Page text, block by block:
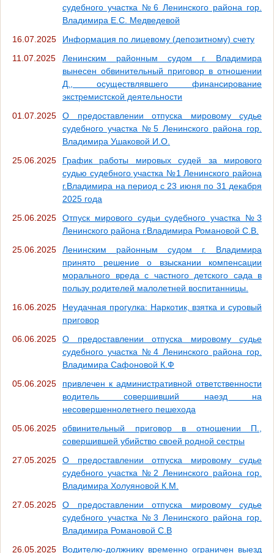
судебного участка №6 Ленинского района гор.
Владимира Е.С. Медведевой
16.07.2025
Информация по лицевому (депозитному) счету
11.07.2025
Ленинским районным судом г. Владимира
вынесен обвинительный приговор в отношении
Д., осуществлявшего финансирование
экстремистской деятельности
01.07.2025
О предоставлении отпуска мировому судье
судебного участка №5 Ленинского района гор.
Владимира Ушаковой И.О.
25.06.2025
График работы мировых судей за мирового
судью судебного участка №1 Ленинского района
г.Владимира на период с 23 июня по 31 декабря
2025 года
25.06.2025
Отпуск мирового судьи судебного участка №3
Ленинского района г.Владимира Романовой С.В.
25.06.2025
Ленинским районным судом г. Владимира
принято решение о взыскании компенсации
морального вреда с частного детского сада в
пользу родителей малолетней воспитанницы.
16.06.2025
Неудачная прогулка: Наркотик, взятка и суровый
приговор
06.06.2025
О предоставлении отпуска мировому судье
судебного участка №4 Ленинского района гор.
Владимира Сафоновой К.Ф
05.06.2025
привлечен к административной ответственности
водитель совершивший наезд на
несовершеннолетнего пешехода
05.06.2025
обвинительный приговор в отношении П.,
совершившей убийство своей родной сестры
27.05.2025
О предоставлении отпуска мировому судье
судебного участка №2 Ленинского района гор.
Владимира Холуяновой К.М.
27.05.2025
О предоставлении отпуска мировому судье
судебного участка №3 Ленинского района гор.
Владимира Романовой С.В
26.05.2025
Водителю-должнику временно ограничен выезд